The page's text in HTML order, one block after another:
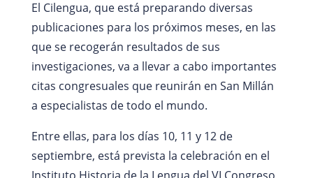
El Cilengua, que está preparando diversas
publicaciones para los próximos meses, en las
que se recogerán resultados de sus
investigaciones, va a llevar a cabo importantes
citas congresuales que reunirán en San Millán
a especialistas de todo el mundo.
Entre ellas, para los días 10, 11 y 12 de
septiembre, está prevista la celebración en el